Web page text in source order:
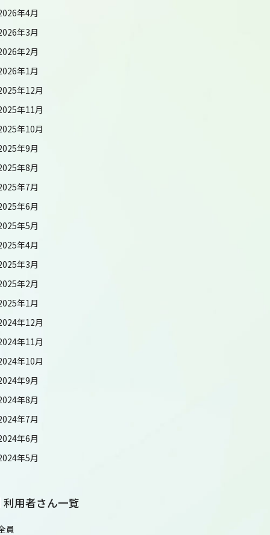
年4月
年3月
年2月
年1月
年12月
年11月
年10月
年9月
年8月
年7月
年6月
年5月
年4月
年3月
年2月
年1月
年12月
年11月
年10月
年9月
年8月
年7月
年6月
年5月
利用者さん一覧
員